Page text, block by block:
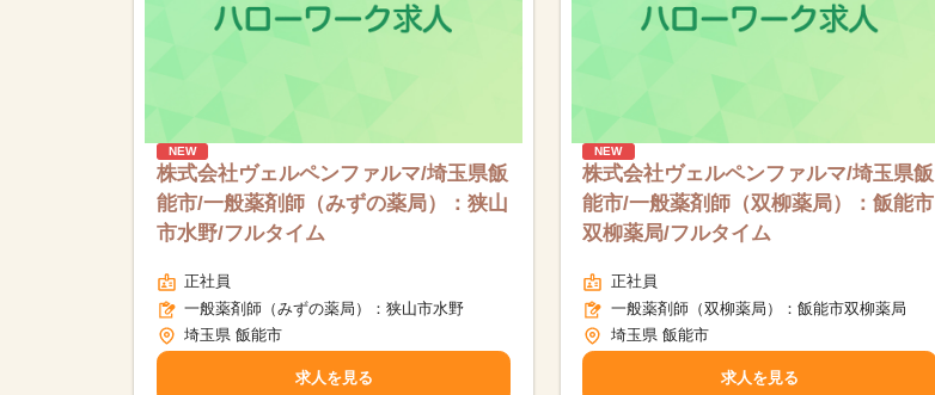
NEW
株式会社ヴェルペンファルマ/埼玉県飯
能市/一般薬剤師（みずの薬局）：狭山
市水野/フルタイム
正社員
一般薬剤師（みずの薬局）：狭山市水野
埼玉県 飯能市
求人を見る
NEW
株式会社ヴェルペンファルマ/埼玉県飯
能市/一般薬剤師（双柳薬局）：飯能市
双柳薬局/フルタイム
正社員
一般薬剤師（双柳薬局）：飯能市双柳薬局
埼玉県 飯能市
求人を見る